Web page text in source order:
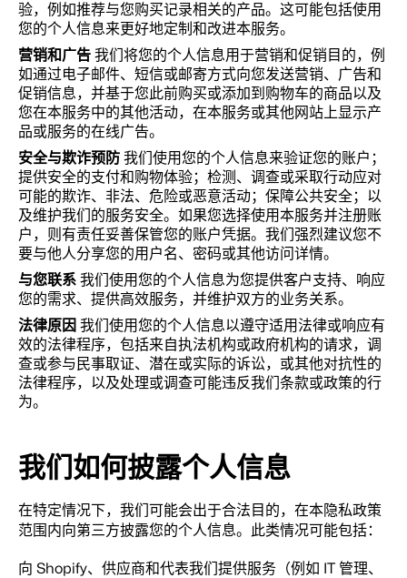
验，例如推荐与您购买记录相关的产品。这可能包括使用
您的个人信息来更好地定制和改进本服务。
营销和广告 我们将您的个人信息用于营销和促销目的，例
如通过电子邮件、短信或邮寄方式向您发送营销、广告和
促销信息，并基于您此前购买或添加到购物车的商品以及
您在本服务中的其他活动，在本服务或其他网站上显示产
品或服务的在线广告。
安全与欺诈预防 我们使用您的个人信息来验证您的账户；
提供安全的支付和购物体验；检测、调查或采取行动应对
可能的欺诈、非法、危险或恶意活动；保障公共安全；以
及维护我们的服务安全。如果您选择使用本服务并注册账
户，则有责任妥善保管您的账户凭据。我们强烈建议您不
要与他人分享您的用户名、密码或其他访问详情。
与您联系 我们使用您的个人信息为您提供客户支持、响应
您的需求、提供高效服务，并维护双方的业务关系。
法律原因 我们使用您的个人信息以遵守适用法律或响应有
效的法律程序，包括来自执法机构或政府机构的请求，调
查或参与民事取证、潜在或实际的诉讼，或其他对抗性的
法律程序，以及处理或调查可能违反我们条款或政策的行
为。
我们如何披露个人信息
在特定情况下，我们可能会出于合法目的，在本隐私政策
范围内向第三方披露您的个人信息。此类情况可能包括：
向 Shopify、供应商和代表我们提供服务（例如 IT 管理、